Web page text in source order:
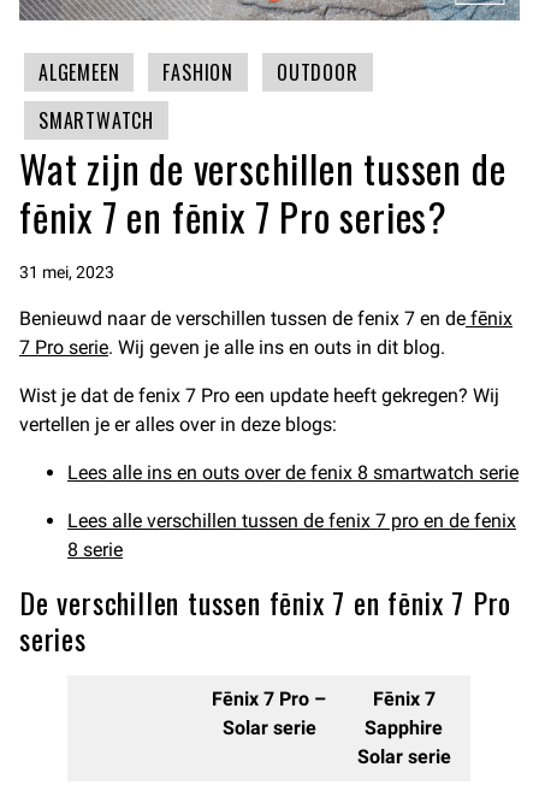
ALGEMEEN FASHION
OUTDOOR
SMARTWATCH
Wat zijn de verschillen tussen de
fēnix 7 en fēnix 7 Pro series?
31 mei, 2023
Benieuwd naar de verschillen tussen de fenix 7 en de fēnix
7 Pro serie. Wij geven je alle ins en outs in dit blog.
Wist je dat de fenix 7 Pro een update heeft gekregen? Wij
vertellen je er alles over in deze blogs:
Lees alle ins en outs over de fenix 8 smartwatch serie
Lees alle verschillen tussen de fenix 7 pro en de fenix
8 serie
De verschillen tussen fēnix 7 en fēnix 7 Pro
series
Fēnix 7 Pro –
Solar serie
Fēnix 7
Sapphire
Solar serie